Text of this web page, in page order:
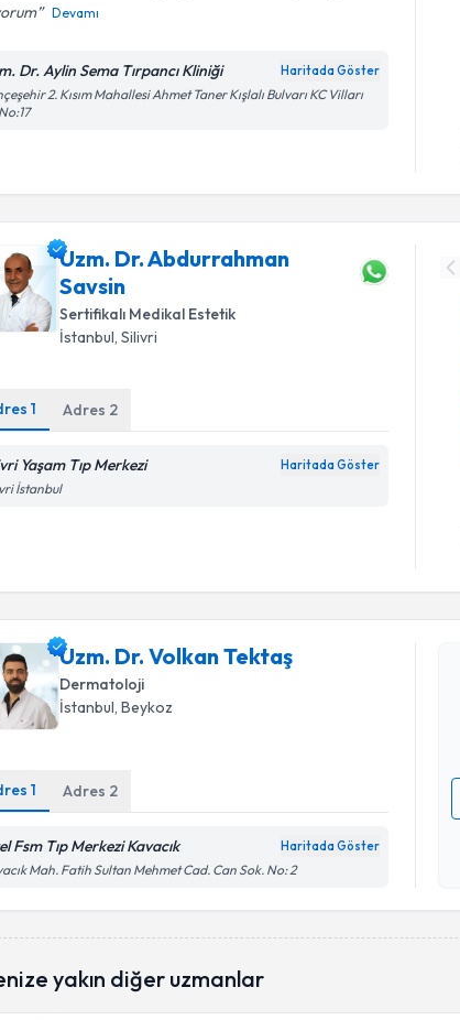
Devamı
Dr. Aylin Sema Tırpancı Kliniği Haritada Göster
2. Kısım Mahallesi Ahmet Taner Kışlalı Bulvarı KC Vilları
Uzm. Dr. Abdurrahman
Savsin
Sertifikalı Medikal Estetik
İstanbul , Silivri
1 Adres 2
Yaşam Tıp Merkezi Haritada Göster
İstanbul
Uzm. Dr. Volkan Tektaş
Dermatoloji
İstanbul, Beykoz
1 Adres 2
Fsm Tıp Merkezi Kavacık Haritada Göster
Mah. Fatih Sultan Mehmet Cad. Can Sok. No: 2
yakın diğer uzmanlar